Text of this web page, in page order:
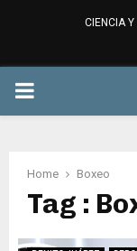
CIENCIA
PRIMARY
Home Boxeo
Tag :